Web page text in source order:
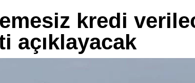
kredi
açıklayacak